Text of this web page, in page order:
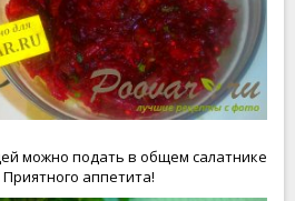
можно подать в общем салатнике
аппетита!